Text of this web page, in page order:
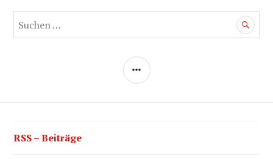
nach:
SEITENLEISTE
RSS – Beiträge